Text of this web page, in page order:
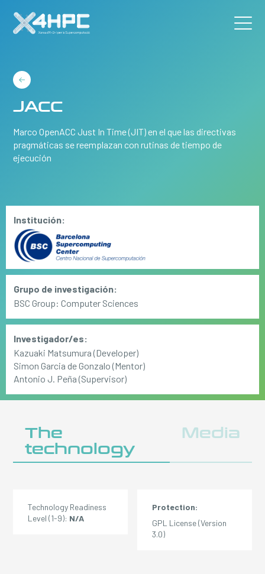
JACC
Marco OpenACC Just In Time (JIT) en el que las directivas
pragmáticas se reemplazan con rutinas de tiempo de
ejecución
Institución:
Grupo de investigación:
BSC Group: Computer Sciences
Investigador/es:
Kazuaki Matsumura (Developer)
Simon Garcia de Gonzalo (Mentor)
Antonio J. Peña (Supervisor)
The
technology
Media
Technology Readiness
Level (1-9): N/A
Protection:
GPL License (Version
3.0)